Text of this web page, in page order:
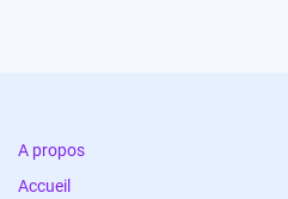
A propos
Accueil